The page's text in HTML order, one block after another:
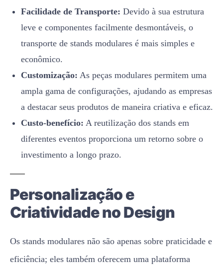
Facilidade de Transporte: Devido à sua estrutura
leve e componentes facilmente desmontáveis, o
transporte de stands modulares é mais simples e
econômico.
Customização: As peças modulares permitem uma
ampla gama de configurações, ajudando as empresas
a destacar seus produtos de maneira criativa e eficaz.
Custo-benefício: A reutilização dos stands em
diferentes eventos proporciona um retorno sobre o
investimento a longo prazo.
Personalização e
Criatividade no Design
Os stands modulares não são apenas sobre praticidade e
eficiência; eles também oferecem uma plataforma